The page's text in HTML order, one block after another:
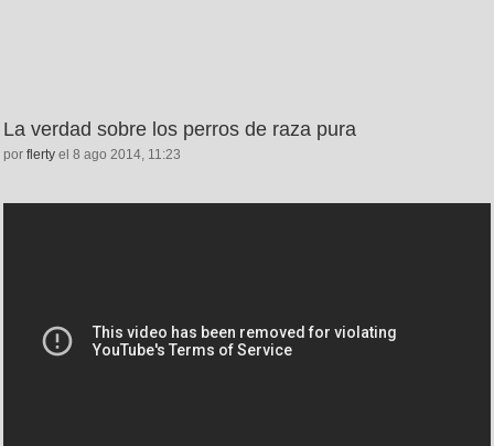
La verdad sobre los perros de raza pura
por flerty el 8 ago 2014, 11:23